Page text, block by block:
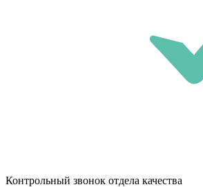
Контрольный звонок отдела качества